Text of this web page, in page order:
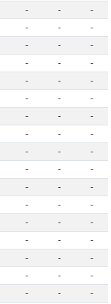
- -
-
- -
-
- -
-
- -
-
- -
-
- -
-
- -
-
- -
-
- -
-
- -
-
- -
-
- -
-
- -
-
- -
-
- -
-
- -
-
- -
-